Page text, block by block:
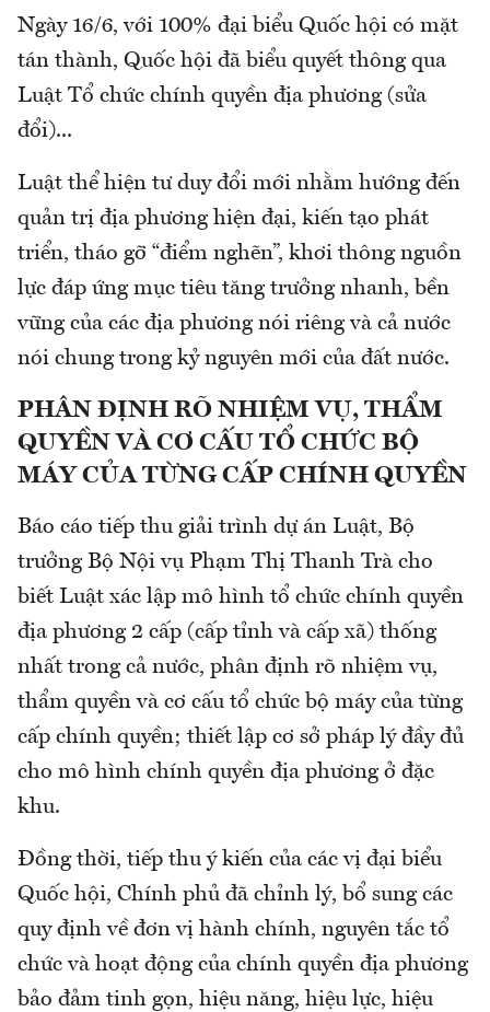
Ngày 16/6, với 100% đại biểu Quốc hội có mặt
tán thành, Quốc hội đã biểu quyết thông qua
Luật Tổ chức chính quyền địa phương (sửa
đổi)...
Luật thể hiện tư duy đổi mới nhằm hướng đến
quản trị địa phương hiện đại, kiến tạo phát
triển, tháo gỡ “điểm nghẽn”, khơi thông nguồn
lực đáp ứng mục tiêu tăng trưởng nhanh, bền
vững của các địa phương nói riêng và cả nước
nói chung trong kỷ nguyên mới của đất nước.
PHÂN ĐỊNH RÕ NHIỆM VỤ, THẨM
QUYỀN VÀ CƠ CẤU TỔ CHỨC BỘ
MÁY CỦA TỪNG CẤP CHÍNH QUYỀN
Báo cáo tiếp thu giải trình dự án Luật, Bộ
trưởng Bộ Nội vụ Phạm Thị Thanh Trà cho
biết Luật xác lập mô hình tổ chức chính quyền
địa phương 2 cấp (cấp tỉnh và cấp xã) thống
nhất trong cả nước, phân định rõ nhiệm vụ,
thẩm quyền và cơ cấu tổ chức bộ máy của từng
cấp chính quyền; thiết lập cơ sở pháp lý đầy đủ
cho mô hình chính quyền địa phương ở đặc
khu.
Đồng thời, tiếp thu ý kiến của các vị đại biểu
Quốc hội, Chính phủ đã chỉnh lý, bổ sung các
quy định về đơn vị hành chính, nguyên tắc tổ
chức và hoạt động của chính quyền địa phương
bảo đảm tinh gọn, hiệu năng, hiệu lực, hiệu